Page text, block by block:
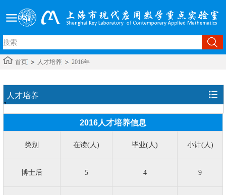
首页 人才培养 2016年
人才培养
2016人才培养信息
类别 在读(人) 毕业(人) 小计(人)
博士后 5 4 9